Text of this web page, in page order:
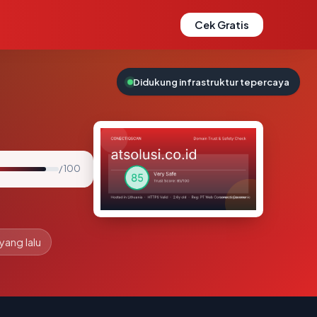
Cek Gratis
/ 100
lalu
Didukung infrastruktur tepercaya